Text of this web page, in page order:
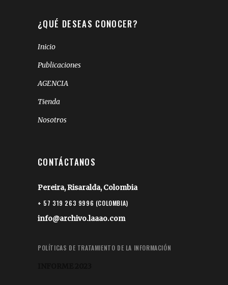
¿QUÉ DESEAS CONOCER?
Inicio
Publicaciones
AGENCIA
Tienda
Nosotros
CONTÁCTANOS
Pereira, Risaralda, Colombia
+ 57 319 263 9996 (COLOMBIA)
info@archivo.laaao.com
POLÍTICAS DE TRATAMIENTO DE LA INFORMACIÓN